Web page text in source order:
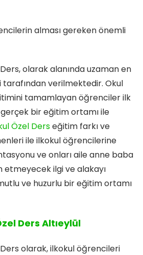
alması gereken önemli
olarak alanında uzaman en
tarafından verilmektedir. Okul
tamamlayan öğrenciler ilk
gerçek bir eğitim ortamı ile
Özel Derseğitim farkı ve
ile ilkokul öğrencilerine
ve onları aile anne baba
etmeyecek ilgi ve alakayı
ve huzurlu bir eğitim ortamı
Ders Altıeylül
olarak, ilkokul öğrencileri